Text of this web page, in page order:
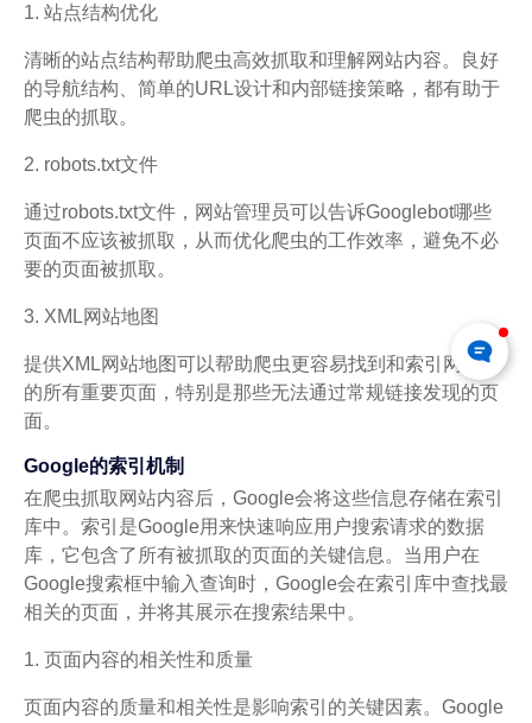
1. 站点结构优化
清晰的站点结构帮助爬虫高效抓取和理解网站内容。良好
的导航结构、简单的URL设计和内部链接策略，都有助于
爬虫的抓取。
2. robots.txt文件
通过robots.txt文件，网站管理员可以告诉Googlebot哪些
页面不应该被抓取，从而优化爬虫的工作效率，避免不必
要的页面被抓取。
3. XML网站地图
提供XML网站地图可以帮助爬虫更容易找到和索引网站上
的所有重要页面，特别是那些无法通过常规链接发现的页
面。
Google的索引机制
在爬虫抓取网站内容后，Google会将这些信息存储在索引
库中。索引是Google用来快速响应用户搜索请求的数据
库，它包含了所有被抓取的页面的关键信息。当用户在
Google搜索框中输入查询时，Google会在索引库中查找最
相关的页面，并将其展示在搜索结果中。
1. 页面内容的相关性和质量
页面内容的质量和相关性是影响索引的关键因素。Google